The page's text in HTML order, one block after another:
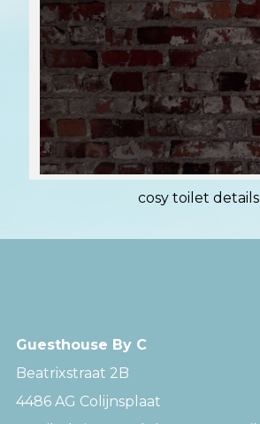
cosy toilet details
Guesthouse By C
Beatrixstraat 2B
4486 AG Colijnsplaat